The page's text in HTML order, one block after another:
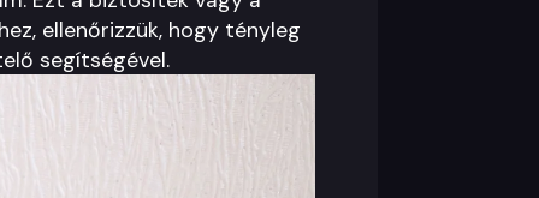
ellenőrizzük, hogy tényleg
segítségével.